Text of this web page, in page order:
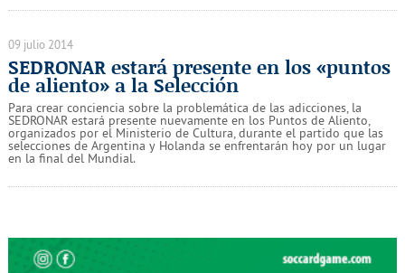
09 julio 2014
SEDRONAR estará presente en los «puntos
de aliento» a la Selección
Para crear conciencia sobre la problemática de las adicciones, la
SEDRONAR estará presente nuevamente en los Puntos de Aliento,
organizados por el Ministerio de Cultura, durante el partido que las
selecciones de Argentina y Holanda se enfrentarán hoy por un lugar
en la final del Mundial.